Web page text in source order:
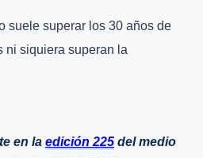
suele superar los 30 años de
ni siquiera superan la
en la edición 225 del medio